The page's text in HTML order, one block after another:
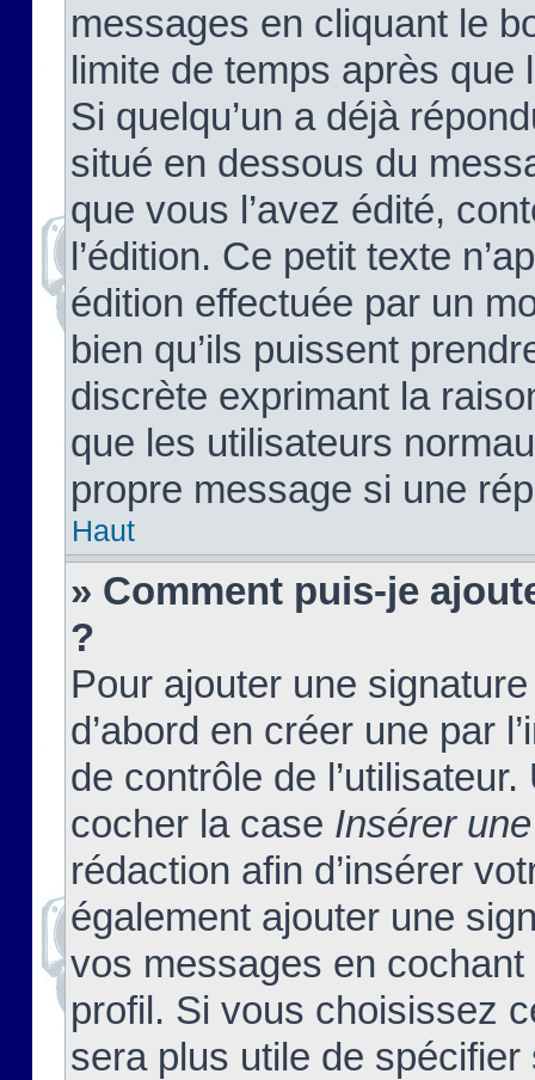
messages en cliquant le
limite de temps après que
Si quelqu’un a déjà
situé en dessous du
que vous l’avez édité,
l’édition. Ce petit texte
édition effectuée par un
bien qu’ils puissent
discrète exprimant la
que les utilisateurs
propre message si une
Haut
» Comment puis-je
?
Pour ajouter une
d’abord en créer une par
de contrôle de
cocher la case Insérer
rédaction afin d’insérer
également ajouter une
vos messages en
profil. Si vous choisissez
sera plus utile de